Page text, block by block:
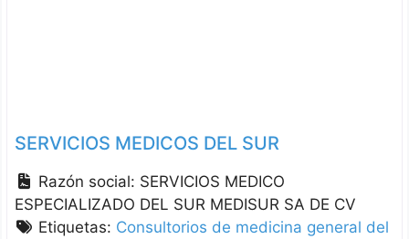
SERVICIOS MEDICOS DEL SUR
Razón social: SERVICIOS MEDICO
ESPECIALIZADO DEL SUR MEDISUR SA DE CV
Etiquetas: Consultorios de medicina general del